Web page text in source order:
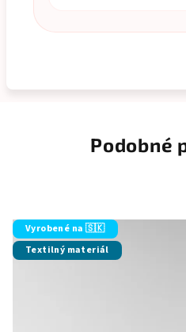
Podobné
Vyrobené na 🇸🇰
Textilný materiál